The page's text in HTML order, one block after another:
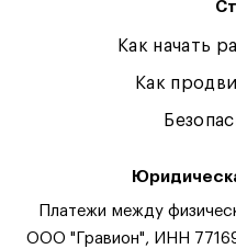
Как начать
Как
Платежи между
ООО "Гравион", ИНН